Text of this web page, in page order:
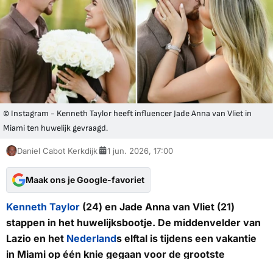
© Instagram - Kenneth Taylor heeft influencer Jade Anna van Vliet in
Miami ten huwelijk gevraagd.
Daniel Cabot Kerkdijk 1 jun. 2026, 17:00
Maak ons je Google-favoriet
Kenneth Taylor (24) en Jade Anna van Vliet (21)
stappen in het huwelijksbootje. De middenvelder van
Lazio en het Nederlands elftal is tijdens een vakantie
in Miami op één knie gegaan voor de grootste